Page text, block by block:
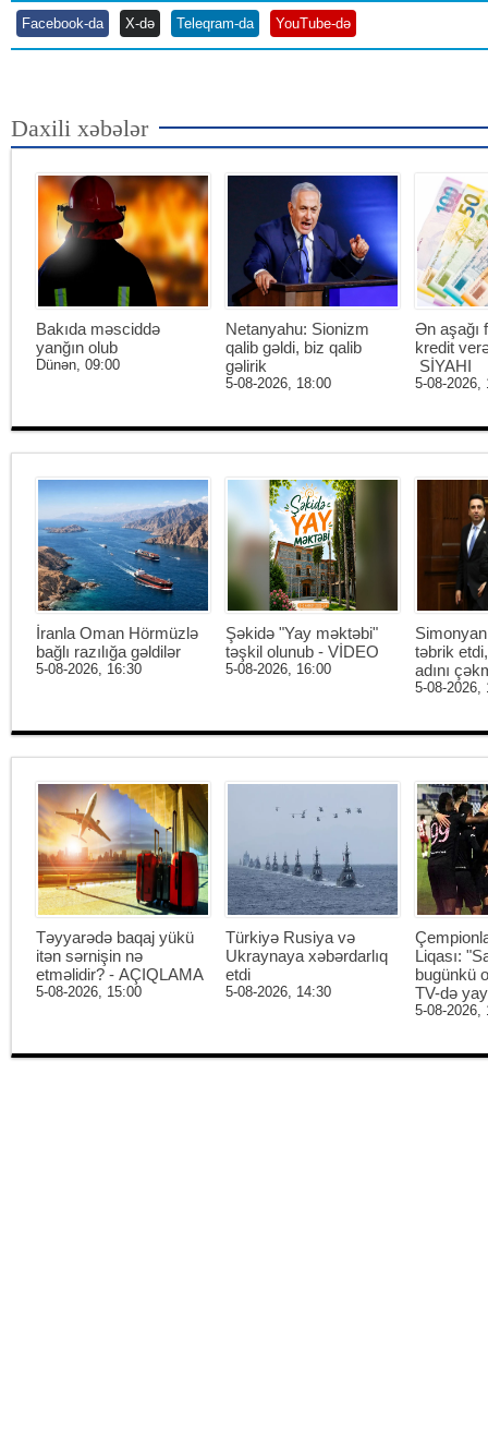
Facebook-da X-də Teleqram-da YouTube-də
Daxili xəbələr
Bakıda məsciddə
yanğın olub
Dünən, 09:00
Netanyahu: Sionizm
qalib gəldi, biz qalib
gəlirik
5-08-2026, 18:00
Ən aşağı
kredit
SİYAHI
5-08-2026,
İranla Oman Hörmüzlə
bağlı razılığa gəldilər
5-08-2026, 16:30
Şəkidə "Yay məktəbi"
təşkil olunub - VİDEO
5-08-2026, 16:00
təbrik
adını
5-08-2026,
Təyyarədə baqaj yükü
itən sərnişin nə
etməlidir? - AÇIQLAMA
5-08-2026, 15:00
Türkiyə Rusiya və
Ukraynaya xəbərdarlıq
etdi
5-08-2026, 14:30
Liqası:
bugünkü
TV-də
5-08-2026,